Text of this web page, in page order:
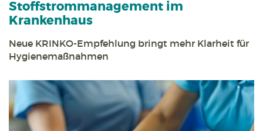
Stoff­strom­management im
Krankenhaus
Neue KRINKO-Empfehlung bringt mehr Klarheit für
Hygienemaßnahmen